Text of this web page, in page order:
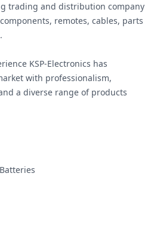
trading and distribution company
remotes, cables, parts
KSP-Electronics has
with professionalism,
a diverse range of products